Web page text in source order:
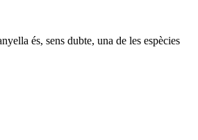
és, sens dubte, una de les espècies